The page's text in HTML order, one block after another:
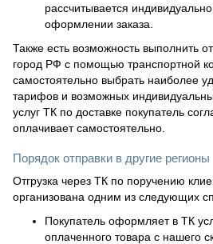
рассчитывается
оформлении заказа.
Также есть возможность выполнить
город РФ с помощью транспортной
самостоятельно выбрать наиболее
тарифов и возможных
услуг ТК по доставке покупатель
оплачивает самостоятельно.
Порядок отправки в другие регионы
Отгрузка через ТК по поручению
организована одним из следующих
Покупатель оформляет в ТК
оплаченного товара с нашего